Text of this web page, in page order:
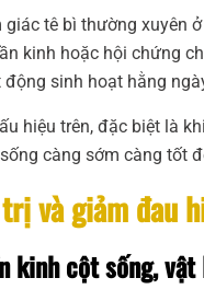
giác tê bì thường xuyên
kinh hoặc hội chứng
sinh hoạt hằng
hiệu trên, đặc biệt là
càng sớm càng tốt
và giảm đau
kinh cột sống,